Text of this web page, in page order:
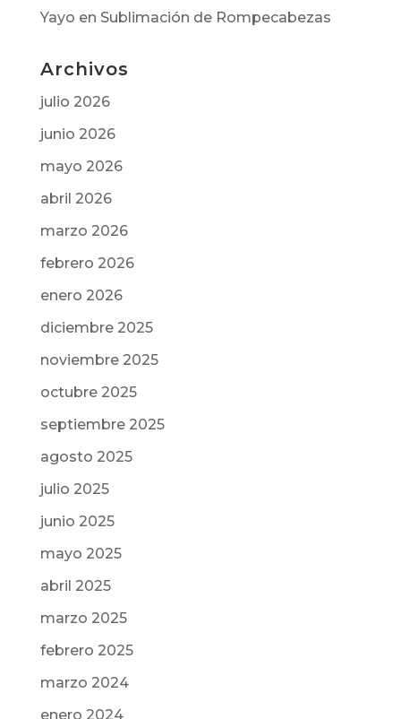
Yayo en Sublimación de Rompecabezas
Archivos
julio 2026
junio 2026
mayo 2026
abril 2026
marzo 2026
febrero 2026
enero 2026
diciembre 2025
noviembre 2025
octubre 2025
septiembre 2025
agosto 2025
julio 2025
junio 2025
mayo 2025
abril 2025
marzo 2025
febrero 2025
marzo 2024
enero 2024